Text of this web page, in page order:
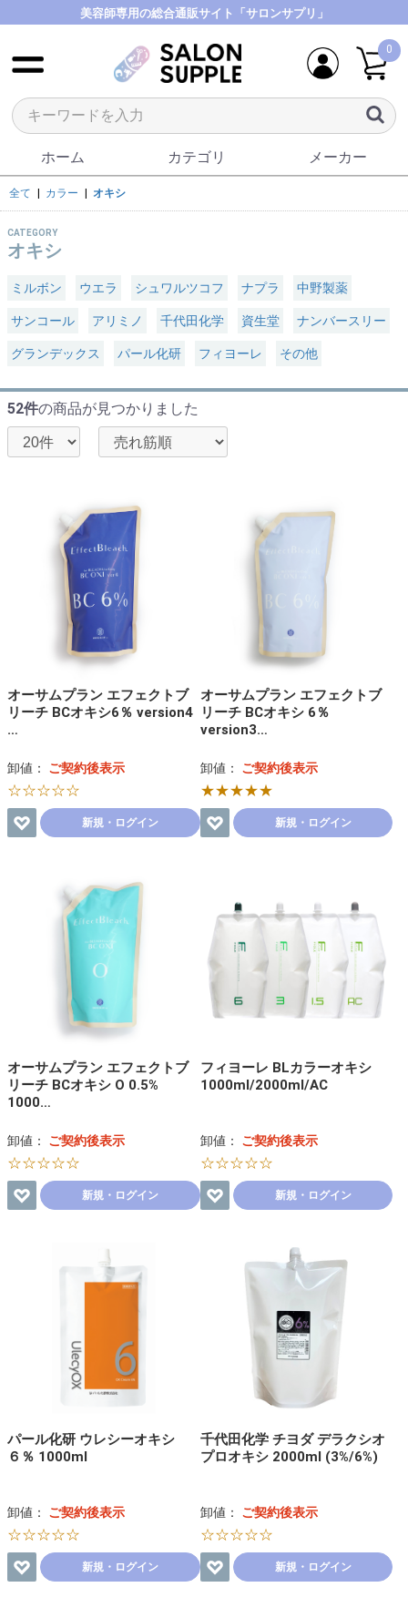
美容師専用の総合通販サイト「サロンサプリ」
0
ホーム カテゴリ メーカー
全て カラー オキシ
CATEGORY
オキシ
ミルボン ウエラ シュワルツコフ ナプラ 中野製薬
サンコール アリミノ 千代田化学 資生堂 ナンバースリー
グランデックス パール化研 フィヨーレ その他
52件の商品が見つかりました
オーサムプラン エフェクトブ
リーチ BCオキシ6％ version4
…
卸値： ご契約後表示
☆☆☆☆☆
新規・ログイン
オーサムプラン エフェクトブ
リーチ BCオキシ 6％
version3…
卸値： ご契約後表示
★★★★★
新規・ログイン
オーサムプラン エフェクトブ
リーチ BCオキシ O 0.5%
1000…
卸値： ご契約後表示
☆☆☆☆☆
新規・ログイン
フィヨーレ BLカラーオキシ
1000ml/2000ml/AC
卸値： ご契約後表示
☆☆☆☆☆
新規・ログイン
パール化研 ウレシーオキシ
６％ 1000ml
卸値： ご契約後表示
☆☆☆☆☆
新規・ログイン
千代田化学 チヨダ デラクシオ
プロオキシ 2000ml (3%/6%)
卸値： ご契約後表示
☆☆☆☆☆
新規・ログイン